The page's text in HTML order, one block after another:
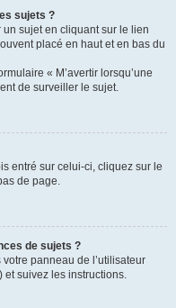
sujets ?
sujet en cliquant sur le lien
placé en haut et en bas du
« M’avertir lorsqu’une
de surveiller le sujet.
entré sur celui-ci, cliquez sur le
de page.
de sujets ?
panneau de l’utilisateur
) et suivez les instructions.